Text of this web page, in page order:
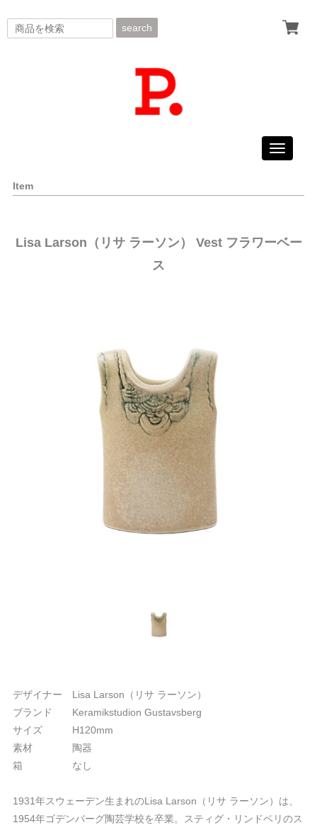
search
Toggle
Item
Lisa Larson（リサ ラーソン） Vest フラワーベー
ス
デザイナー Lisa Larson（リサ ラーソン）
ブランド Keramikstudion Gustavsberg
サイズ H120mm
素材 陶器
箱 なし
1931年スウェーデン生まれのLisa Larson（リサ ラーソン）は、
1954年ゴデンバーグ陶芸学校を卒業。スティグ・リンドベリのス